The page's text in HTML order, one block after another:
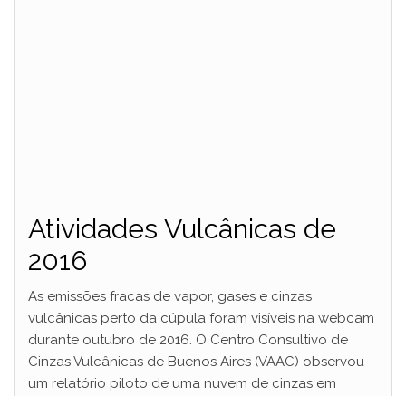
Atividades Vulcânicas de
2016
As emissões fracas de vapor, gases e cinzas
vulcânicas perto da cúpula foram visíveis na webcam
durante outubro de 2016. O Centro Consultivo de
Cinzas Vulcânicas de Buenos Aires (VAAC) observou
um relatório piloto de uma nuvem de cinzas em